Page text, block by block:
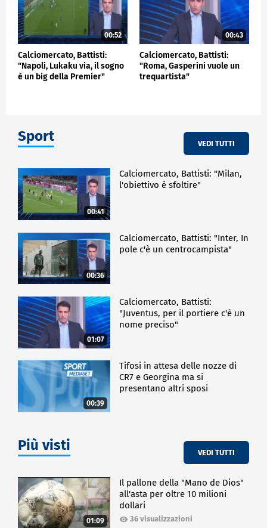
00:52
Calciomercato, Battisti:
"Napoli, Lukaku via, il sogno
è un big della Premier"
00:43
Calciomercato, Battisti:
"Roma, Gasperini vuole un
trequartista"
Sport VEDI TUTTI
00:41
Calciomercato, Battisti: "Milan,
l'obiettivo è sfoltire"
00:36
Calciomercato, Battisti: "Inter, In
pole c'è un centrocampista"
01:07
Calciomercato, Battisti:
"Juventus, per il portiere c'è un
nome preciso"
00:39
Tifosi in attesa delle nozze di
CR7 e Georgina ma si
presentano altri sposi
Più visti VEDI TUTTI
01:09
Il pallone della "Mano de Dios"
all'asta per oltre 10 milioni
dollari
36 visualizzazioni